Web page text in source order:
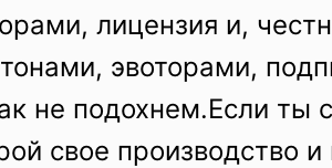
лицензия и,
эвоторами,
не подохнем.Если ты
свое производство